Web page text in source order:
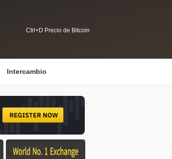
Ctrl+D Precio de Bitcoin
Intercambio